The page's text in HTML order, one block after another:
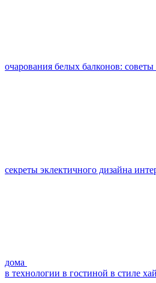
очарования белых балконов:
секреты эклектичного дизайна
дома
в технологии в гостиной в стиле